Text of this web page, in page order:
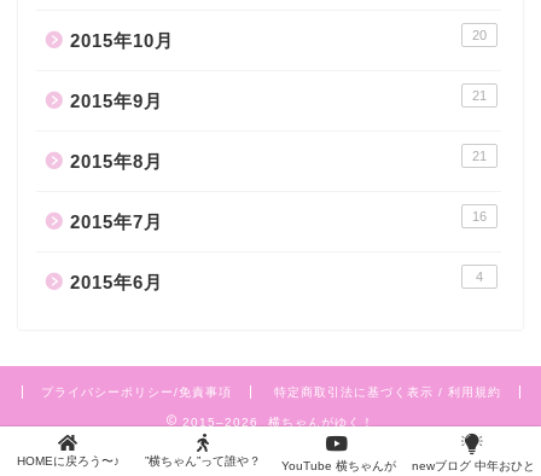
2015年10月 20
2015年9月 21
2015年8月 21
2015年7月 16
2015年6月 4
プライバシーポリシー/免責事項 特定商取引法に基づく表示 / 利用規約
2015–2026 横ちゃんがゆく！
HOMEに戻ろう〜♪ ”横ちゃん”って誰や？ YouTube 横ちゃんが newブログ 中年おひと